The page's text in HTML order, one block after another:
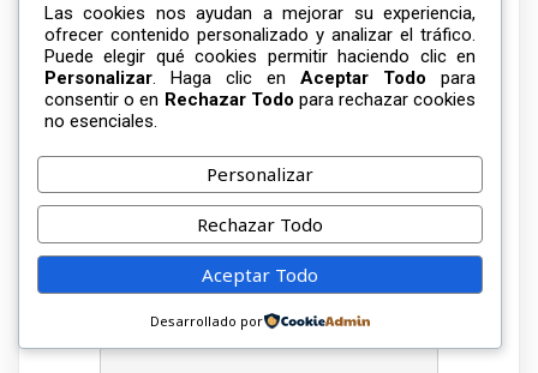
Tu dirección de correo electrónico no será
Los campos obligatorios están
marcados con*
COMENTARIO*
Las cookies nos ayudan a mejorar su experiencia,
ofrecer contenido personalizado y analizar el tráfico.
Puede elegir qué cookies permitir haciendo clic en
Personalizar. Haga clic enAceptar Todo para
consentir o en Rechazar Todo para rechazar cookies
no esenciales.
Personalizar
Rechazar Todo
Aceptar Todo
Desarrollado por